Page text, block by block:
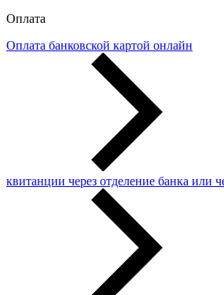
Оплата
Оплата банковской картой онлайн
квитанции через отделение банка или